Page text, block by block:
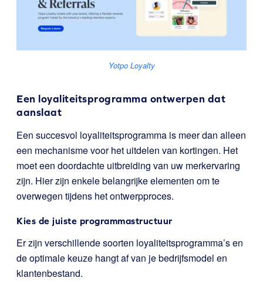
Yotpo Loyalty
Een loyaliteitsprogramma ontwerpen dat
aanslaat
Een succesvol loyaliteitsprogramma is meer dan alleen
een mechanisme voor het uitdelen van kortingen. Het
moet een doordachte uitbreiding van uw merkervaring
zijn. Hier zijn enkele belangrijke elementen om te
overwegen tijdens het ontwerpproces.
Kies de juiste programmastructuur
Er zijn verschillende soorten loyaliteitsprogramma’s en
de optimale keuze hangt af van je bedrijfsmodel en
klantenbestand.